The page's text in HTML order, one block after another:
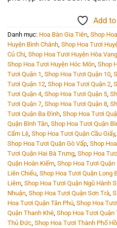
Add
Danh mục: Hoa Bàn Gia Tiên Shop
Huyện Bình Chánh Shop Hoa Tươi
Củ Chi Shop Hoa Tươi Huyện Hòa Vang
Shop Hoa Tươi Huyện Hóc Môn Shop
Tươi Quận 1 Shop Hoa Tươi Quận 10
Tươi Quận 12 Shop Hoa Tươi Quận 2
Tươi Quận 4 Shop Hoa Tươi Quận 5
Tươi Quận 7 Shop Hoa Tươi Quận 8
Tươi Quận Ba Đình Shop Hoa Tươi
Quận Bình Tân Shop Hoa Tươi Quận
Cẩm Lệ Shop Hoa Tươi Quận Cầu Giấy,
Shop Hoa Tươi Quận Gò Vấp Shop
Tươi Quận Hai Bà Trưng Shop Hoa
Quận Hoàn Kiếm Shop Hoa Tươi Quận
Liên Chiểu Shop Hoa Tươi Quận Long
Liêm Shop Hoa Tươi Quận Ngũ Hành
Nhuận Shop Hoa Tươi Quận Sơn Trà
Hoa Tươi Quận Tân Phú Shop Hoa
Quận Thanh Khê Shop Hoa Tươi Quận
Thủ Đức Shop Hoa Tươi Thành Phố